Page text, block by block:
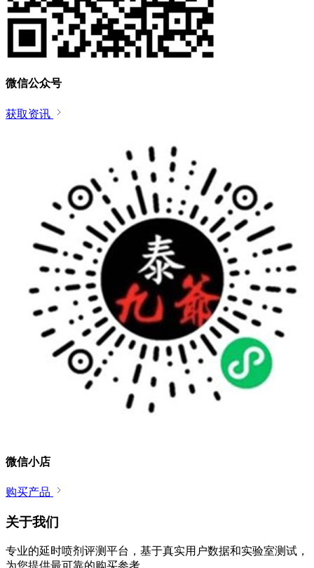
微信公众号
获取资讯
微信小店
购买产品
关于我们
专业的延时喷剂评测平台，基于真实用户数据和实验室测试，